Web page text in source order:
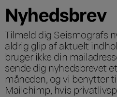
Nyhedsbrev
Tilmeld dig Seismografs
aldrig glip af aktuelt
bruger ikke din
sende dig nyhedsbrevet
måneden, og vi benytter
Mailchimp, hvis